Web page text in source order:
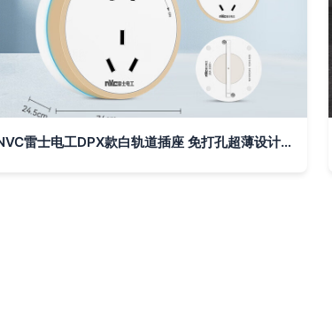
NVC雷士电工DPX款白轨道插座 免打孔超薄设计，让家居用电更灵活